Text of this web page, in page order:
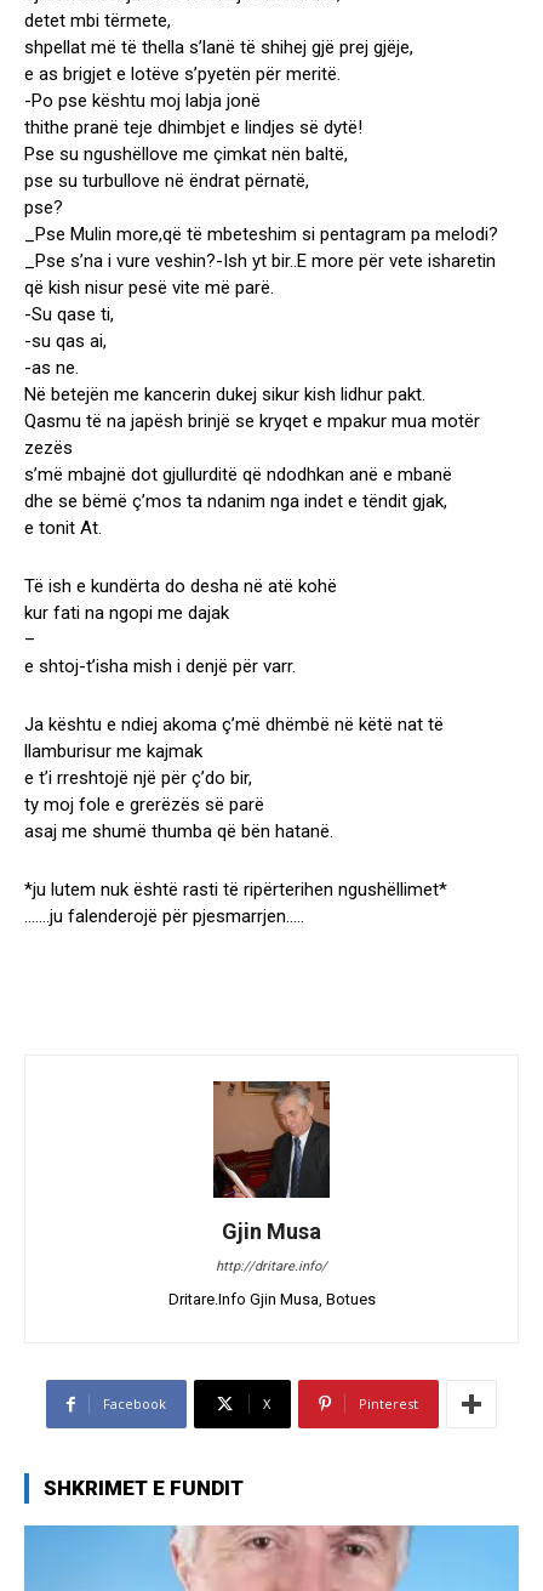
detet mbi tërmete,
shpellat më të thella s’lanë të shihej gjë prej gjëje,
e as brigjet e lotëve s’pyetën për meritë.
-Po pse kështu moj labja jonë
thithe pranë teje dhimbjet e lindjes së dytë!
Pse su ngushëllove me çimkat nën baltë,
pse su turbullove në ëndrat përnatë,
pse?
_Pse Mulin more,që të mbeteshim si pentagram pa melodi?
_Pse s’na i vure veshin?-Ish yt bir..E more për vete isharetin
që kish nisur pesë vite më parë.
-Su qase ti,
-su qas ai,
-as ne.
Në betejën me kancerin dukej sikur kish lidhur pakt.
Qasmu të na japësh brinjë se kryqet e mpakur mua motër
zezës
s’më mbajnë dot gjullurditë që ndodhkan anë e mbanë
dhe se bëmë ç’mos ta ndanim nga indet e tëndit gjak,
e tonit At.
Të ish e kundërta do desha në atë kohë
kur fati na ngopi me dajak
–
e shtoj-t’isha mish i denjë për varr.
Ja kështu e ndiej akoma ç’më dhëmbë në këtë nat të
llamburisur me kajmak
e t’i rreshtojë një për ç’do bir,
ty moj fole e grerëzës së parë
asaj me shumë thumba që bën hatanë.
*ju lutem nuk është rasti të ripërterihen ngushëllimet*
…….ju falenderojë për pjesmarrjen…..
Gjin Musa
http://dritare.info/
Dritare.Info Gjin Musa, Botues
Facebook X Pinterest
SHKRIMET E FUNDIT